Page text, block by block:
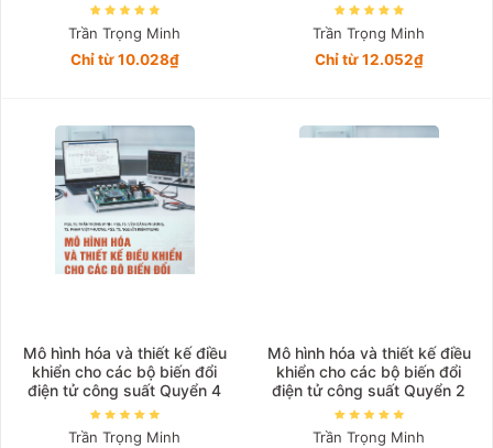
Trần Trọng Minh
Chỉ từ 10.028₫
Trần Trọng Minh
Chỉ từ 12.052₫
Mô hình hóa và thiết kế điều
khiển cho các bộ biến đổi
điện tử công suất Quyển 4
Trần Trọng Minh
Mô hình hóa và thiết kế điều
khiển cho các bộ biến đổi
điện tử công suất Quyển 2
Trần Trọng Minh